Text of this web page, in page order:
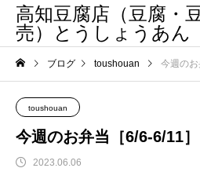
高知豆腐店（豆腐・
売）とうしょうあん
ブログ toushouan 今週のお
toushouan
今週のお弁当［6/6-6/11］
2023.06.06